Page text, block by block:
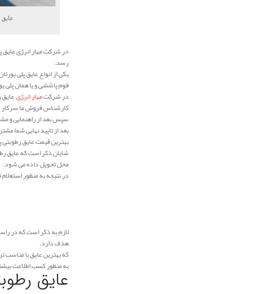
عایق
رسد.
یکی از انواع عایق پلی
فوم پاششی و یا همان پلی
در شرکتمهار انرژی
کارشناس فروش ما سرکار
سپس بعد از راهنمایی و
بعد از تایید نهایی شما
بهترین قیمت عایق رطوبتی
شایان ذکر است که عایق
محل تحویل داده می شود.
در نتیجه به منظور
لازم به ذکر است که در
هدف دارد.
که بهترین عایق با
به منظور کسب اطلاعت
عایق